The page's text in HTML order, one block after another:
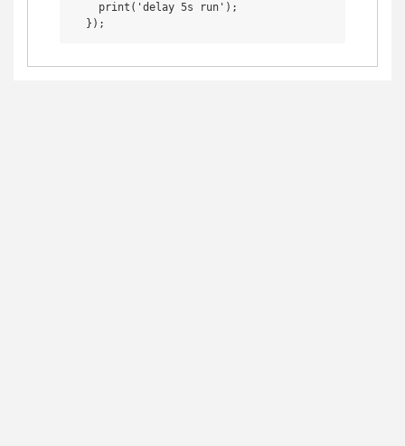
    print('delay 5s run');